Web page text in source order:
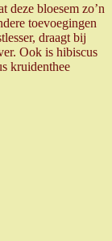
deze bloesem zo’n
toevoegingen
draagt bij
Ook is hibiscus
kruidenthee